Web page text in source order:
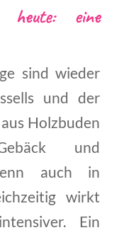
heute: eine
sind wieder
und der
Holzbuden
und
auch in
wirkt
Ein